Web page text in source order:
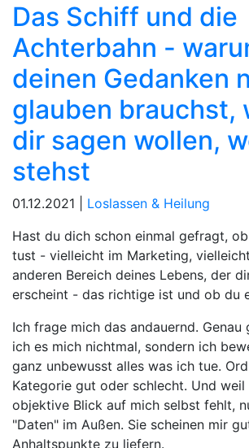
Das Schiff und die
Achterbahn -
deinen Gedanken
glauben brauchst,
dir sagen wollen,
stehst
01.12.2021 | Loslassen & Heilung
Hast du dich schon einmal gefragt,
tust - vielleicht im Marketing,
anderen Bereich deines Lebens, der
erscheint - das richtige ist und ob du
Ich frage mich das andauernd. Genau
ich es mich nichtmal, sondern ich
ganz unbewusst alles was ich tue.
Kategorie gut oder schlecht. Und
objektive Blick auf mich selbst fehlt,
"Daten" im Außen. Sie scheinen mir
Anhaltspunkte zu liefern.